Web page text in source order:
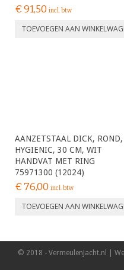
€91,50 incl. btw
TOEVOEGEN AAN
AANZETSTAAL DICK, ROND,
HYGIENIC, 30 CM, WIT
HANDVAT MET RING
75971300 (12024)
€ 76,00 incl. btw
TOEVOEGEN AAN
© 2018 - VermeulenJacht.nl |